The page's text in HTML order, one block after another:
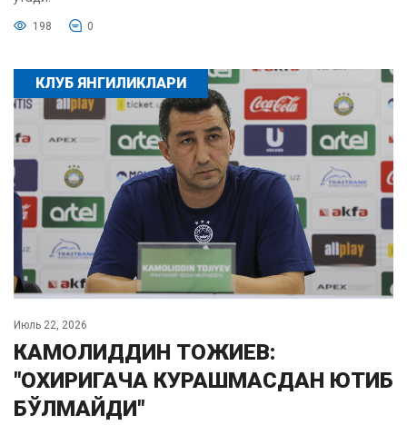
198 0
КЛУБ ЯНГИЛИКЛАРИ
Июль 22, 2026
КАМОЛИДДИН ТОЖИЕВ:
"ОХИРИГАЧА КУРАШМАСДАН ЮТИБ
БЎЛМАЙДИ"